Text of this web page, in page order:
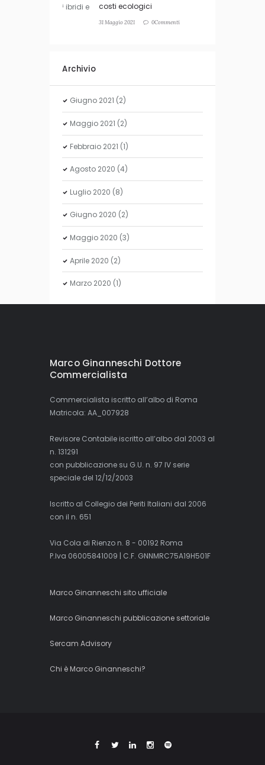
costi ecologici
31 Maggio 2021 0Commenti
Archivio
Giugno 2021 (2)
Maggio 2021 (2)
Febbraio 2021 (1)
Agosto 2020 (4)
Luglio 2020 (8)
Giugno 2020 (2)
Maggio 2020 (3)
Aprile 2020 (2)
Marzo 2020 (1)
Marco Ginanneschi Dottore
Commercialista
Commercialista iscritto all’albo di Roma
Matricola: AA_007928
Revisore Contabile iscritto all’albo dal 2003 al
n. 131291
con pubblicazione su G.U. n. 97 IV serie
speciale del 12/12/2003
Iscritto al Collegio dei Periti Italiani dal 2006
con il n. 651
Via Cola di Rienzo n. 8 - 00192 Roma
P.Iva 06005841009 | C.F. GNNMRC75A19H501F
Marco Ginanneschi sito ufficiale
Marco Ginanneschi pubblicazione settoriale
Sercam Advisory
Chi è Marco Ginanneschi?